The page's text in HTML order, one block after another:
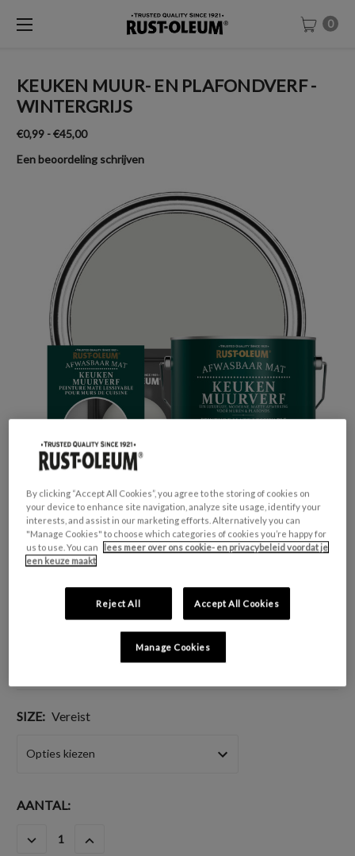
0
KEUKEN MUUR- EN PLAFONDVERF -
WINTERGRIJS
€0,99 - €45,00
Een beoordeling schrijven
GESCHIKT VOOR: Muren en Plafonds
KLEURGROEP: Grijs
Neutrale tinten
SIZE: Vereist
HUIDIGE
AANTAL:
HOEVEELHEIDHOEVEELHEID
By clicking “Accept All Cookies”, you agree to the storing of cookies on
your device to enhance site navigation, analyze site usage, identify your
interests, and assist in our marketing efforts. Alternatively you can
"Manage Cookies" to choose which categories of cookies you’re happy for
us to use. You can
lees meer over ons cookie- en privacybeleid voordat je
een keuze maakt
Reject All Accept All Cookies
Manage Cookies